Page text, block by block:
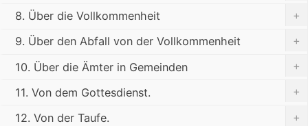
8. Über die Vollkommenheit
+
9. Über den Abfall von der Vollkommenheit
+
10. Über die Ämter in Gemeinden
+
11. Von dem Gottesdienst.
+
12. Von der Taufe.
+